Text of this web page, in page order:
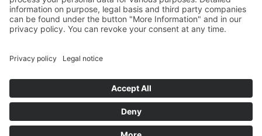
Miscelánea
Noticias
Aviso legalPolítica de privacidadCookiesReferencia de género
marbet. Todos los derechos reservados.